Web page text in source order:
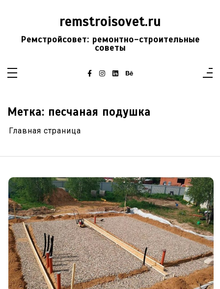
remstroisovet.ru
Ремстройсовет: ремонтно-строительные
советы
Метка: песчаная подушка
Главная страница